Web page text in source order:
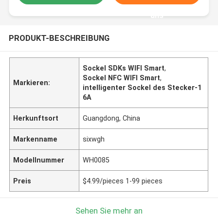
uns
PRODUKT-BESCHREIBUNG
Markieren:
Sockel SDKs WIFI Smart,
Sockel NFC WIFI Smart,
intelligenter Sockel des Stecker-1
6A
Herkunftsort Guangdong, China
Markenname sixwgh
Modellnummer WH0085
Preis $4.99/pieces 1-99 pieces
Sehen Sie mehr an